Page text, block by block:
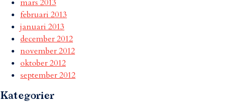
mars 2013
februari 2013
januari 2013
december 2012
november 2012
oktober 2012
september 2012
Kategorier